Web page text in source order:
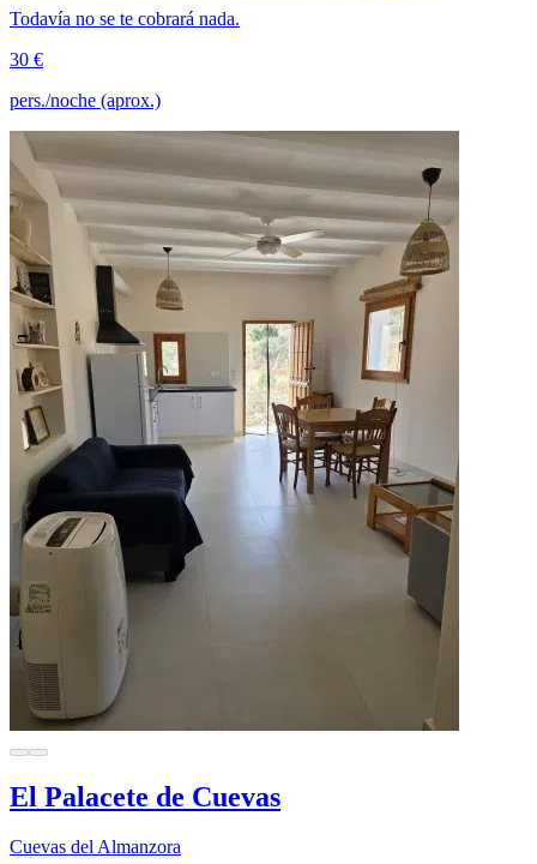
Todavía no se te cobrará nada.
30 €
pers./noche (aprox.)
El Palacete de Cuevas
Cuevas del Almanzora